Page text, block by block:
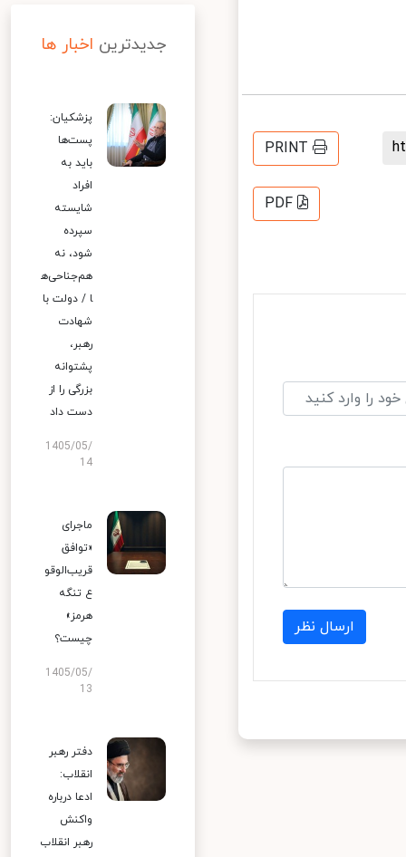
PRINT
PDF
ارسال نظر
جدیدترین اخبار ها
پزشکیان:
پست‌ها
باید به
افراد
شایسته
سپرده
شود، نه
هم‌جناحی‌ه
ا / دولت با
شهادت
رهبر،
پشتوانه
بزرگی را از
دست داد
1405/05/
14
ماجرای
«توافق
قریب‌الوقو
ع تنگه
هرمز»
چیست؟
1405/05/
13
دفتر رهبر
انقلاب:
ادعا درباره
واکنش
رهبر انقلاب